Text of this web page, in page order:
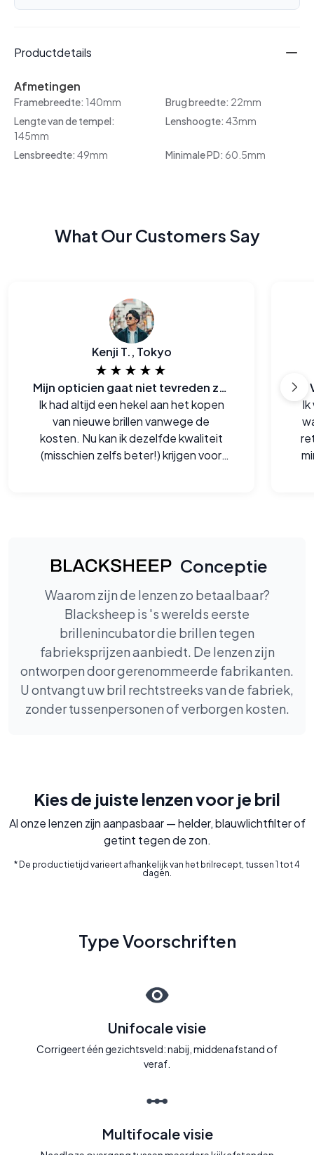
Productdetails
Afmetingen
Framebreedte: 140mm Brug breedte: 22mm
Lengte van de tempel:
145mm
Lenshoogte: 43mm
Lensbreedte: 49mm Minimale PD: 60.5mm
What Our Customers Say
Kenji T., Tokyo
★★★★★
Mijn opticien gaat niet tevreden zijn met deze website
Ik had altijd een hekel aan het kopen
van nieuwe brillen vanwege de
kosten. Nu kan ik dezelfde kwaliteit
(misschien zelfs beter!) krijgen voor
Conceptie
Waarom zijn de lenzen zo betaalbaar?
Blacksheep is 's werelds eerste
brillenincubator die brillen tegen
fabrieksprijzen aanbiedt. De lenzen zijn
ontworpen door gerenommeerde fabrikanten.
U ontvangt uw bril rechtstreeks van de fabriek,
zonder tussenpersonen of verborgen kosten.
Kies de juiste lenzen voor je bril
Al onze lenzen zijn aanpasbaar — helder, blauwlichtfilter of
getint tegen de zon.
* De productietijd varieert afhankelijk van het brilrecept, tussen 1 tot 4
dagen.
Type Voorschriften
Unifocale visie
Corrigeert één gezichtsveld: nabij, middenafstand of
veraf.
Multifocale visie